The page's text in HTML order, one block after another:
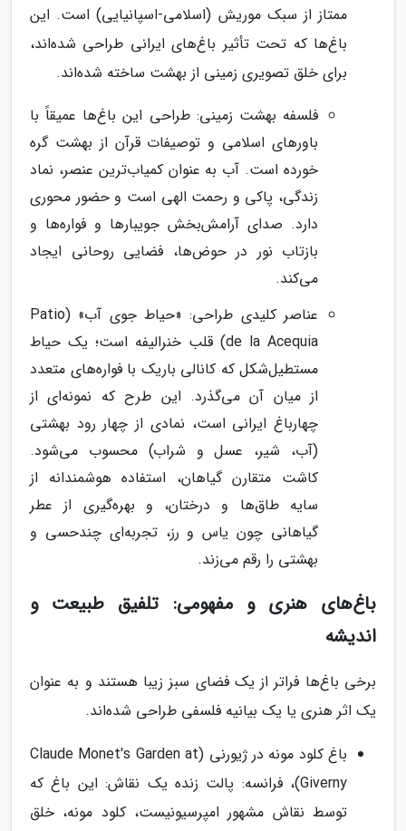
ممتاز از سبک موریش (اسلامی-اسپانیایی) است. این
باغ‌ها که تحت تأثیر باغ‌های ایرانی طراحی شده‌اند،
برای خلق تصویری زمینی از بهشت ساخته شده‌اند.
فلسفه بهشت زمینی: طراحی این باغ‌ها عمیقاً با
باورهای اسلامی و توصیفات قرآن از بهشت گره
خورده است. آب به عنوان کمیاب‌ترین عنصر، نماد
زندگی، پاکی و رحمت الهی است و حضور محوری
دارد. صدای آرامش‌بخش جویبارها و فواره‌ها و
بازتاب نور در حوض‌ها، فضایی روحانی ایجاد
می‌کند.
عناصر کلیدی طراحی: «حیاط جوی آب» (Patio
de la Acequia) قلب خنرالیفه است؛ یک حیاط
مستطیل‌شکل که کانالی باریک با فواره‌های متعدد
از میان آن می‌گذرد. این طرح که نمونه‌ای از
چهارباغ ایرانی است، نمادی از چهار رود بهشتی
(آب، شیر، عسل و شراب) محسوب می‌شود.
کاشت متقارن گیاهان، استفاده هوشمندانه از
سایه طاق‌ها و درختان، و بهره‌گیری از عطر
گیاهانی چون یاس و رز، تجربه‌ای چندحسی و
بهشتی را رقم می‌زند.
باغ‌های هنری و مفهومی: تلفیق طبیعت و
اندیشه
برخی باغ‌ها فراتر از یک فضای سبز زیبا هستند و به عنوان
یک اثر هنری یا یک بیانیه فلسفی طراحی شده‌اند.
باغ کلود مونه در ژیورنی (Claude Monet's Garden at
Giverny)، فرانسه: پالت زنده یک نقاش: این باغ که
توسط نقاش مشهور امپرسیونیست، کلود مونه، خلق